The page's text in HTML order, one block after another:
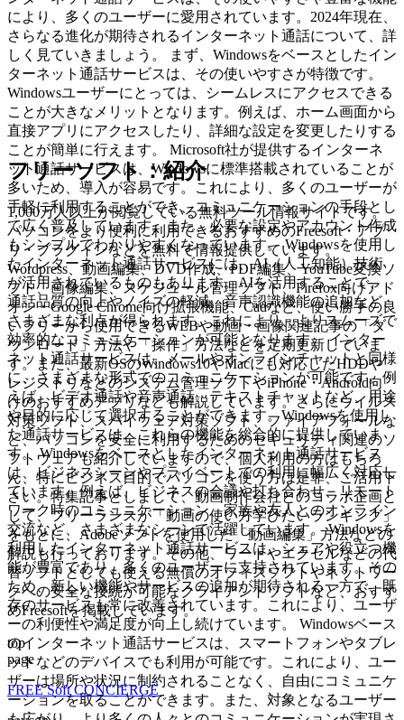
により、多くのユーザーに愛用されています。2024年現在、
さらなる進化が期待されるインターネット通話について、詳
しく見ていきましょう。 まず、Windowsをベースとしたイン
ターネット通話サービスは、その使いやすさが特徴です。
Windowsユーザーにとっては、シームレスにアクセスできる
ことが大きなメリットとなります。例えば、ホーム画面から
直接アプリにアクセスしたり、詳細な設定を変更したりする
ことが簡単に行えます。 Microsoft社が提供するインターネ
ット通話サービスは、Windowsに標準搭載されていることが
多いため、導入が容易です。これにより、多くのユーザーが
手軽に利用することができ、コミュニケーションの手段とし
て広く普及しています。また、必要な設定やアカウント作成
もシンプルでわかりやすくなっています。 Windowsを使用し
たインターネット通話サービスには、AI（人工知能）技術
が活用されているものもあります。AIを活用することで、
通話品質の向上やノイズの軽減、音声認識機能の追加など、
さまざまな利点が得られます。これにより、よりスムーズで
効率的なコミュニケーションが可能となります。 インター
ネット通話サービスは、メールやオンラインチャットと同様
に、さまざまな形式でのコミュニケーションが可能です。例
えば、ビデオ通話や音声通話、テキストチャットなど、用途
や目的に応じて選択することができます。Windowsを使用し
た通話サービスは、これらの機能を総合的に提供していま
す。 Windowsをベースとしたインターネット通話サービス
は、ビジネスシーンやプライベートでの利用に幅広く対応し
ています。例えば、ビジネスの会議や打ち合わせ、リモート
ワーク時のコミュニケーション、家族や友人とのオンライン
交流など、さまざまなシーンで活躍しています。 Windowsを
利用したインターネット通話サービスは、シェアや役立つ機
能が豊富であり、多くのユーザーに支持されています。その
ため、新しい機能やサービスの追加が期待される一方で、既
存のサービスも常に改善されています。これにより、ユーザ
ーの利便性や満足度が向上し続けています。 Windowsベース
のインターネット通話サービスは、スマートフォンやタブレ
ットなどのデバイスでも利用が可能です。これにより、ユー
ザーは場所や状況に制約されることなく、自由にコミュニケ
ーションを取ることができます。また、対象となるユーザー
フリーソフト：紹介
1,000万人以上が閲覧している無料ツール情報サイトです。
パソコンをより便利に利用できるおすすめのFreesoft・アプ
リ・プラグインなどを無料で情報提供しています。
Wordpress、動画編集、DVD作成、PDF編集、YouTube変換ソ
フト、画像編集、スケジュール管理ソフト、Firefox向けアド
オン・Google Chrome向け拡張機能、Cadなど、使い勝手の良
いフリーから使用できるWEBや動画・画像関連記事の「ダ
ウンロード」方法や「操作」方法などを定期更新していま
す。また、最新OSのWindows10やMacにも対応したHDDや
レジストリなどのシステム管理ソフトやiPhone・Android向
けのおすすめアプリなども解説しています。さらにウイルス
対策ソフト、スパイウェア対策ソフト、ファイアフォールな
ど、パソコンを安全に利用するためのセキュリティ関連のソ
フトウェアも紹介していますので、個人利用の方はもちろ
ん、特にビジネス目的でパソコンを使う方は是非、ご活用下
さい。特集記事としまして、動画制作会社とのコラボ企画と
して、フリーランスが「動画の使い方学びたいランキング」
をもとに、Adobeソフトを使用した「動画編集」方法などの
解説も行っております。その他、ワードやエクセルなどの代
替ソフトとしても使える無償のオフィスソフトやネットワー
クへの安全な接続が可能なクライアントソフトなど、おすす
めFreesoftを掲載しています。
top
page
FREE Soft CONCIERGE